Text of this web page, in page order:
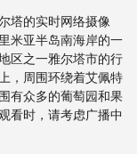
塔的实时网络摄像
米亚半岛南海岸的一
区之一雅尔塔市的行
，周围环绕着艾佩特
有众多的葡萄园和果
看时，请考虑广播中